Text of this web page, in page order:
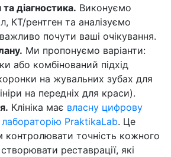
та діагностика. Виконуємо
КТ/рентген та аналізуємо
почути ваші очікування.
Ми пропонуємо варіанти:
або комбінований підхід
на жувальних зубах для
на передніх для краси).
Клініка має власну цифрову
лабораторію PraktikaLab. Це
контролювати точність кожного
реставрації, які